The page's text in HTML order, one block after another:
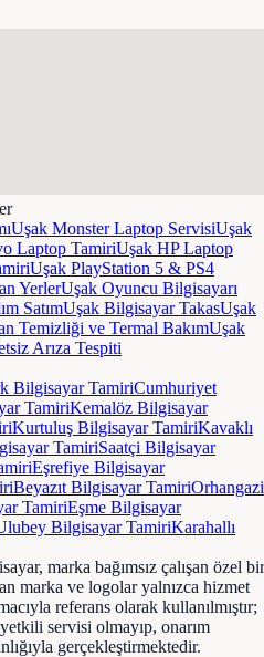
Uşak Monster Laptop ServisiUşak
Laptop TamiriUşak HP Laptop
Uşak PlayStation 5 & PS4
YerlerUşak Oyuncu Bilgisayarı
SatımUşak Bilgisayar TakasUşak
Temizliği ve Termal BakımUşak
Arıza Tespiti
Bilgisayar TamiriCumhuriyet
TamiriKemalöz Bilgisayar
Kurtuluş Bilgisayar TamiriKavaklı
TamiriSaatçi Bilgisayar
Eşrefiye Bilgisayar
Beyazıt Bilgisayar TamiriOrhangazi
TamiriEşme Bilgisayar
Bilgisayar TamiriKarahallı
marka bağımsız çalışan özel bir
marka ve logolar yalnızca hizmet
referans olarak kullanılmıştır;
servisi olmayıp, onarım
gerçekleştirmektedir.